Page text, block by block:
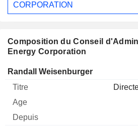
CORPORATION
Composition du Conseil
Energy Corporation
Administrateur Titre Age
Randall Weisenburger